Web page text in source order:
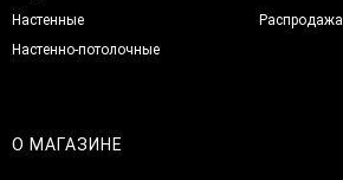
Настенные
Настенно-потолочные
Распродажа
О МАГАЗИНЕ